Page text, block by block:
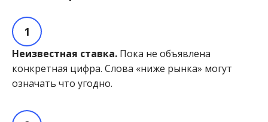
Неизвестная ставка. Пока не объявлена
конкретная цифра. Слова «ниже рынка» могут
означать что угодно.